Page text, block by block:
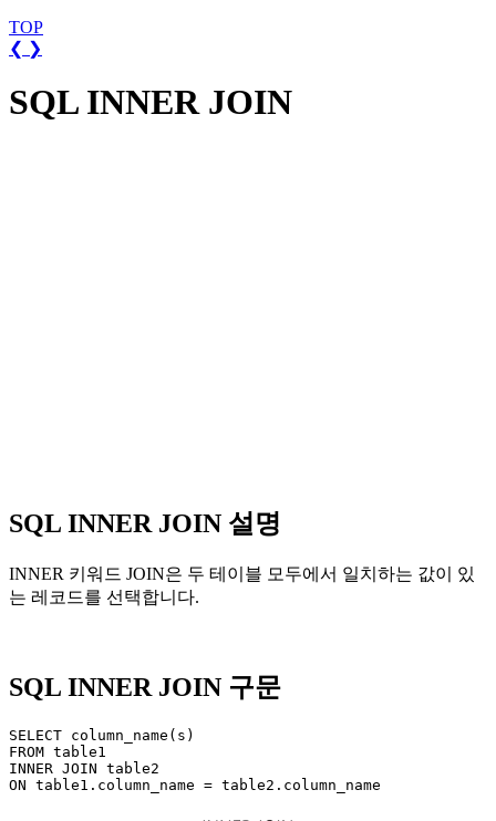
TOP
❮ ❯
SQL INNER JOIN
SQL INNER JOIN 설명
INNER 키워드 JOIN은 두 테이블 모두에서 일치하는 값이 있
는 레코드를 선택합니다.
SQL INNER JOIN 구문
SELECT column_name(s)
FROM table1
INNER JOIN table2